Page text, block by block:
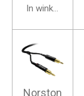
In winkelwagen
Norston